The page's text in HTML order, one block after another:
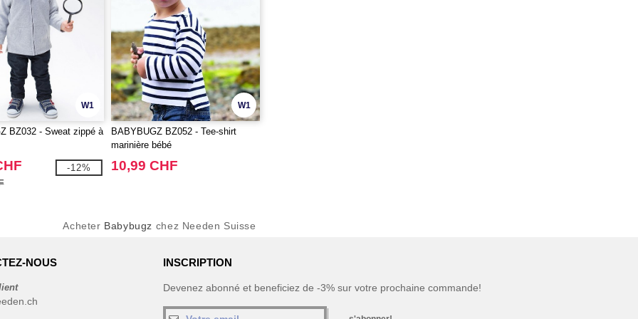
W1
BZ032 - Sweat zippé à
-12%
W1
BABYBUGZ BZ052 - Tee-shirt
marinière bébé
10,99 CHF
Acheter Babybugz chez Needen Suisse
NOUS INSCRIPTION
Devenez abonné et beneficiez de -3% sur votre prochaine commande!